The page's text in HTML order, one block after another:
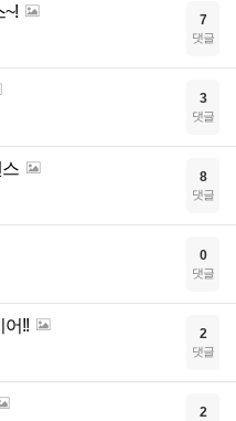
~! 7
댓글
3
댓글
8
댓글
0
댓글
어!! 2
댓글
2